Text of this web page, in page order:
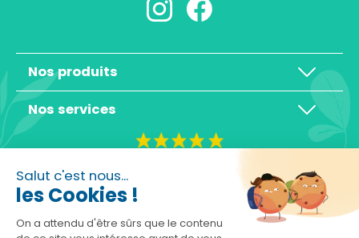
Salut c'est nous...
les Cookies !
On a attendu d'être sûrs que le contenu
Nos produits
Nos services